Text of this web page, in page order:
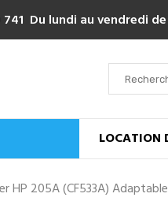
Du lundi au vendredi de
LOCATION
HP 205A (CF533A)